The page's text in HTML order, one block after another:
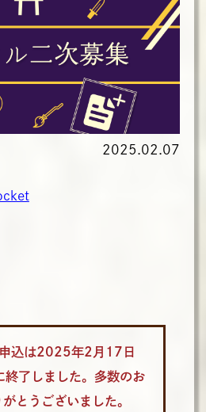
2025.02.07
込は2025年2月17日
終了しました。多数のお
とうございました。